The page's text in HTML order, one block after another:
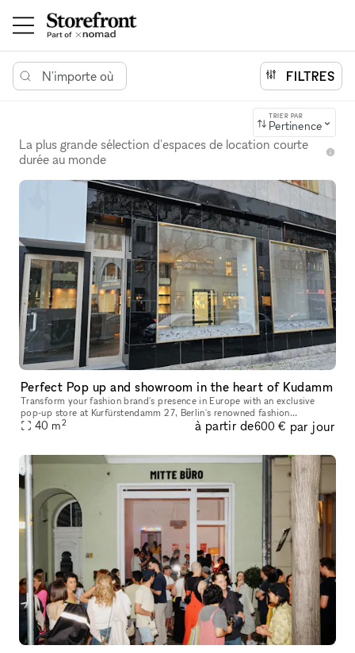
N'importe où FILTRES
TRIER PAR
Pertinence
La plus grande sélection d'espaces de location courte
durée au monde
Perfect Pop up and showroom in the heart of Kudamm
Transform your fashion brand's presence in Europe with an exclusive
pop-up store at Kurfürstendamm 27, Berlin's renowned fashion
boulevard. This is more than just a location; it's a statement. Situa
40 m2 à partir de600 € par jour